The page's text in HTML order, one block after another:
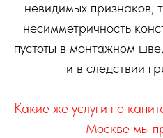
невидимых признаков,
несимметричность
пустоты в монтажном
и в следствии
Какие же услуги по
Москве мы